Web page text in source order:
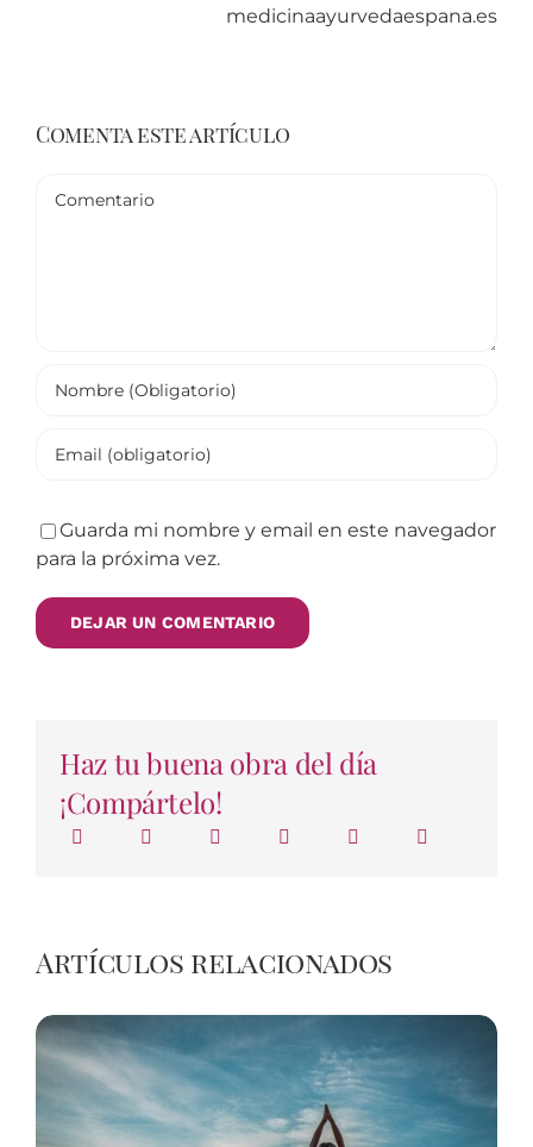
medicinaayurvedaespana.es
Comenta este artículo
Guarda mi nombre y email en este navegador
para la próxima vez.
Haz tu buena obra del día
¡Compártelo!
Artículos relacionados